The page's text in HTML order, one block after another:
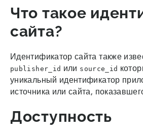
Что такое
сайта?
Идентификатор сайта также
publisher_id или source_id
уникальный идентификатор
источника или сайта,
Доступность